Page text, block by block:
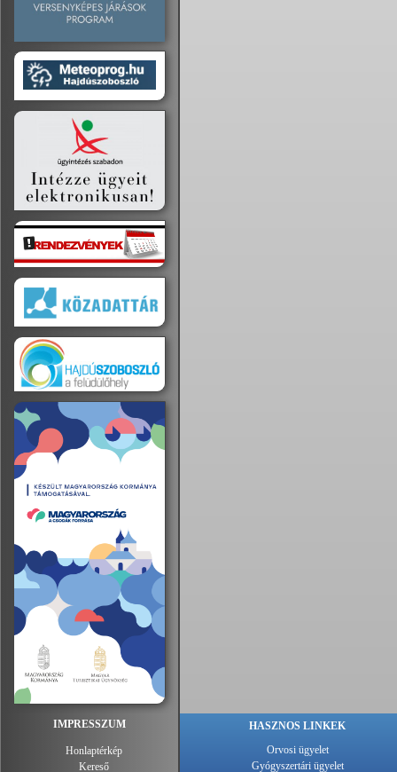
IMPRESSZUM
Honlaptérkép
Kereső
HASZNOS LINKEK
Orvosi ügyelet
Gyógyszertári ügyelet